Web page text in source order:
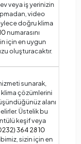
veya iş yerinizin
video
doğru klima
numarasını
için en uygun
oluşturacaktır.
sunarak,
çözümlerini
alanı
Üstelik bu
keşif veya
364 28 10
sizin için en